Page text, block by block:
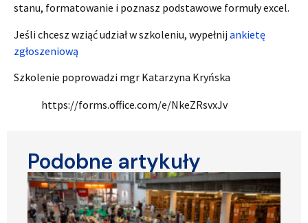
Podobne artykuły
stanu, formatowanie i poznasz podstawowe formuły excel.
Jeśli chcesz wziąć udział w szkoleniu, wypełnij ankietę
zgłoszeniową
Szkolenie poprowadzi mgr Katarzyna Kryńska
https://forms.office.com/e/NkeZRsvxJv